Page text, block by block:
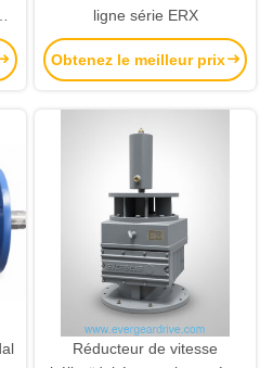
ligne série ERX
Obtenez le meilleur prix
Réducteur de vitesse